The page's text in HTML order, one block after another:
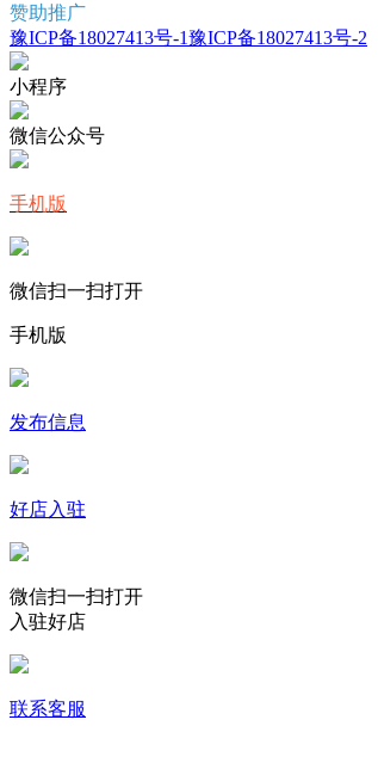
赞助推广
豫ICP备18027413号-1豫ICP备18027413号-2
小程序
微信公众号
手机版
微信扫一扫打开
手机版
发布信息
好店入驻
微信扫一扫打开
入驻好店
联系客服